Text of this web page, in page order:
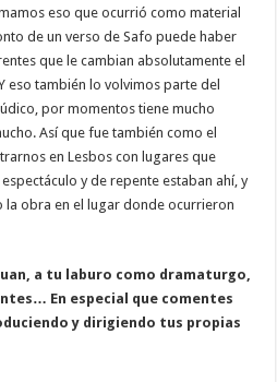
eso que ocurrió como material
de un verso de Safo puede haber
que le cambian absolutamente el
eso también lo volvimos parte del
por momentos tiene mucho
Así que fue también como el
en Lesbos con lugares que
y de repente estaban ahí, y
la obra en el lugar donde ocurrieron
a tu laburo como dramaturgo,
En especial que comentes
y dirigiendo tus propias